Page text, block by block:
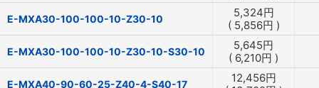
E-MXA30-100-100-10-Z30-10 5,324円
( 5,856円 )
E-MXA30-100-100-10-Z30-10-S30-10 5,645円
( 6,210円 )
E-MXA40-90-60-25-Z40-4-S40-17 12,456円